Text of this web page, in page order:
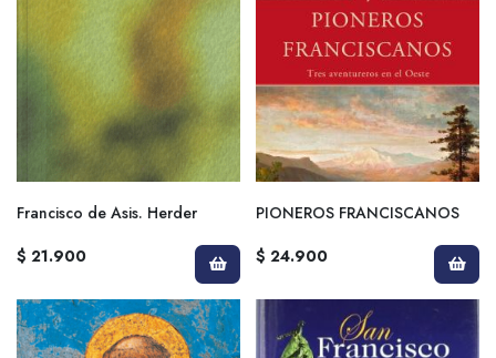
Francisco de Asis. Herder
$ 21.900
PIONEROS FRANCISCANOS
$ 24.900